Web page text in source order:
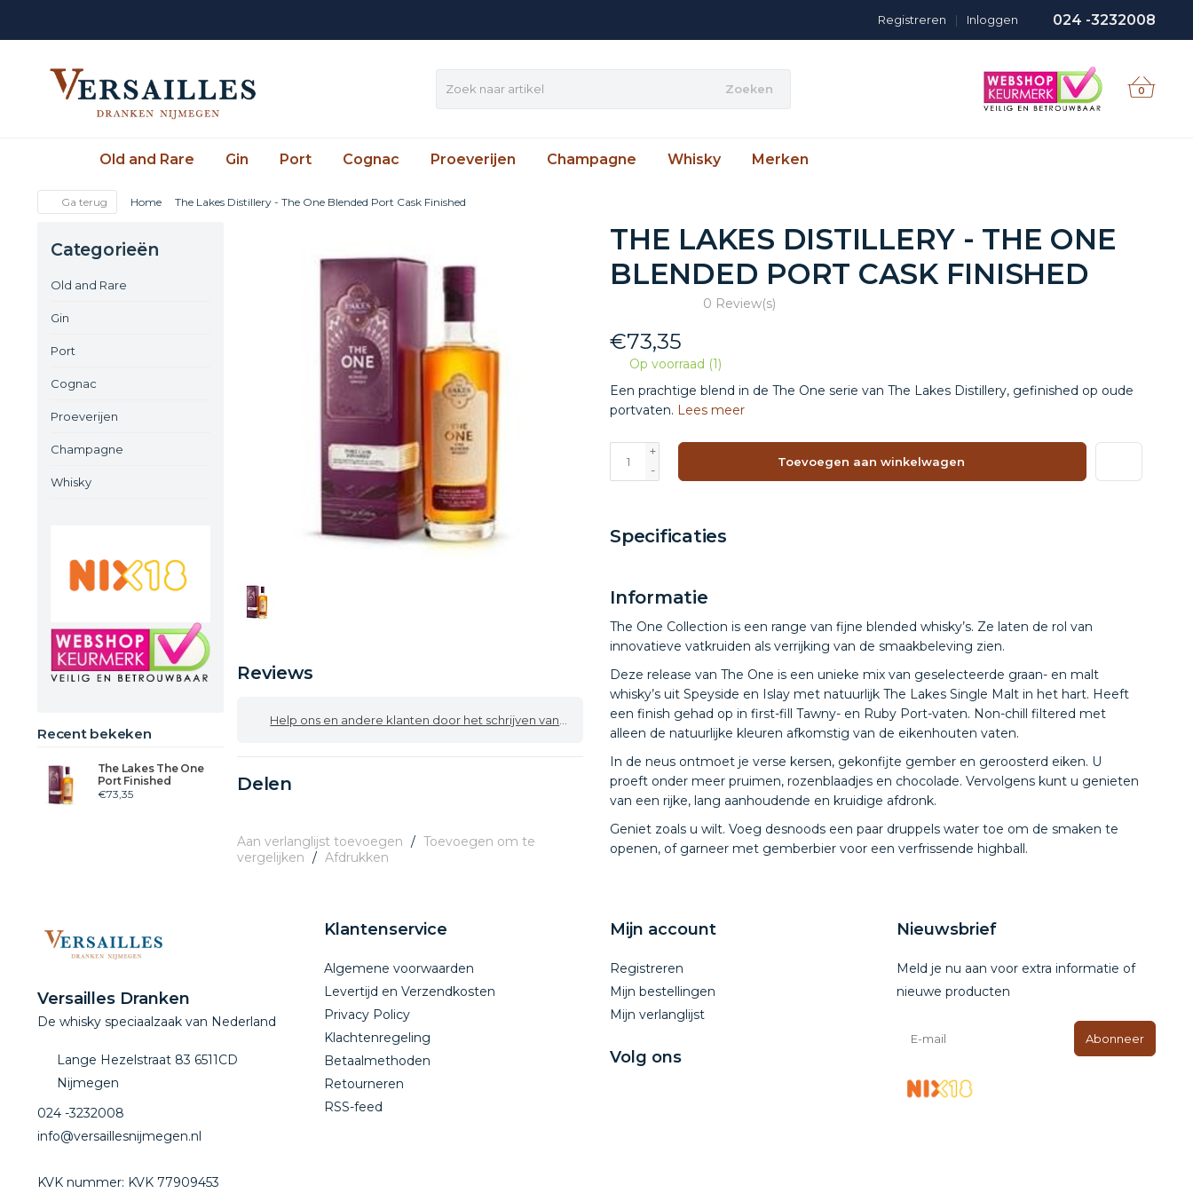
024 -3232008
Inloggen
|
Registreren
Zoeken 0
Old and Rare Gin Port Cognac Proeverijen Champagne Whisky Merken
Ga terug Home The Lakes Distillery - The One Blended Port Cask Finished
Categorieën
Old and Rare
Gin
Port
Cognac
Proeverijen
Champagne
Whisky
Recent bekeken
The Lakes The One
Port Finished
€73,35
Reviews
Help ons en andere klanten door het schrijven van een review
Delen
Aan verlanglijst toevoegen / Toevoegen om te
vergelijken / Afdrukken
THE LAKES DISTILLERY - THE ONE
BLENDED PORT CASK FINISHED
0 Review(s)
€73,35
Op voorraad (1)
Een prachtige blend in de The One serie van The Lakes Distillery, gefinished op oude
portvaten. Lees meer
+
-
Toevoegen aan winkelwagen
Specificaties
Informatie
The One Collection is een range van fijne blended whisky’s. Ze laten de rol van
innovatieve vatkruiden als verrijking van de smaakbeleving zien.
Deze release van The One is een unieke mix van geselecteerde graan- en malt
whisky’s uit Speyside en Islay met natuurlijk The Lakes Single Malt in het hart. Heeft
een finish gehad op in first-fill Tawny- en Ruby Port-vaten. Non-chill filtered met
alleen de natuurlijke kleuren afkomstig van de eikenhouten vaten.
In de neus ontmoet je verse kersen, gekonfijte gember en geroosterd eiken. U
proeft onder meer pruimen, rozenblaadjes en chocolade. Vervolgens kunt u genieten
van een rijke, lang aanhoudende en kruidige afdronk.
Geniet zoals u wilt. Voeg desnoods een paar druppels water toe om de smaken te
openen, of garneer met gemberbier voor een verfrissende highball.
Versailles Dranken
De whisky speciaalzaak van Nederland
Lange Hezelstraat 83 6511CD
Nijmegen
024 -3232008
info@versaillesnijmegen.nl
KVK nummer: KVK 77909453
Klantenservice
Algemene voorwaarden
Levertijd en Verzendkosten
Privacy Policy
Klachtenregeling
Betaalmethoden
Retourneren
RSS-feed
Mijn account
Registreren
Mijn bestellingen
Mijn verlanglijst
Volg ons
Nieuwsbrief
Meld je nu aan voor extra informatie of
nieuwe producten
Abonneer